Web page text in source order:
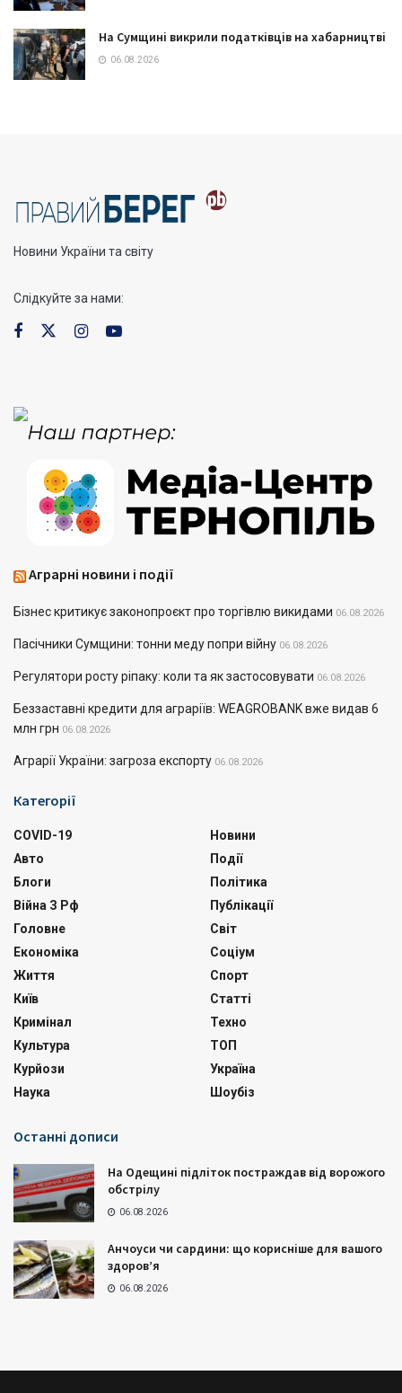
На Сумщині викрили податківців на хабарництві
06.08.2026
Новини України та світу
Слідкуйте за нами:
Аграрні новини і події
Бізнес критикує законопроєкт про торгівлю викидами 06.08.2026
Пасічники Сумщини: тонни меду попри війну 06.08.2026
Регулятори росту ріпаку: коли та як застосовувати 06.08.2026
Беззаставні кредити для аграріїв: WEAGROBANK вже видав 6
млн грн 06.08.2026
Аграрії України: загроза експорту 06.08.2026
Категорії
COVID-19
Авто
Блоги
Війна З Рф
Головне
Економіка
Життя
Київ
Кримінал
Культура
Курйози
Наука
Новини
Події
Політика
Публікації
Світ
Соціум
Спорт
Статті
Техно
ТОП
Україна
Шоубіз
Останні дописи
На Одещині підліток постраждав від ворожого
обстрілу
06.08.2026
Анчоуси чи сардини: що корисніше для вашого
здоров’я
06.08.2026